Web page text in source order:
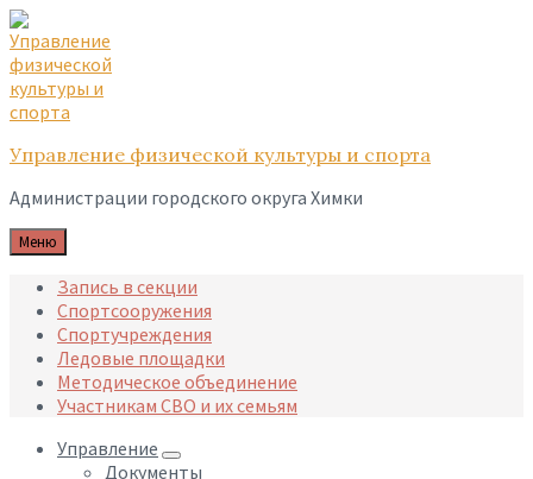
Skip
to
content
Skip
to
main
navigation
Skip
to
footer
Управление физической культуры и спорта
Администрации городского округа Химки
Меню
Запись в секции
Спортсооружения
Спортучреждения
Ледовые площадки
Методическое объединение
Участникам СВО и их семьям
Управление
Документы